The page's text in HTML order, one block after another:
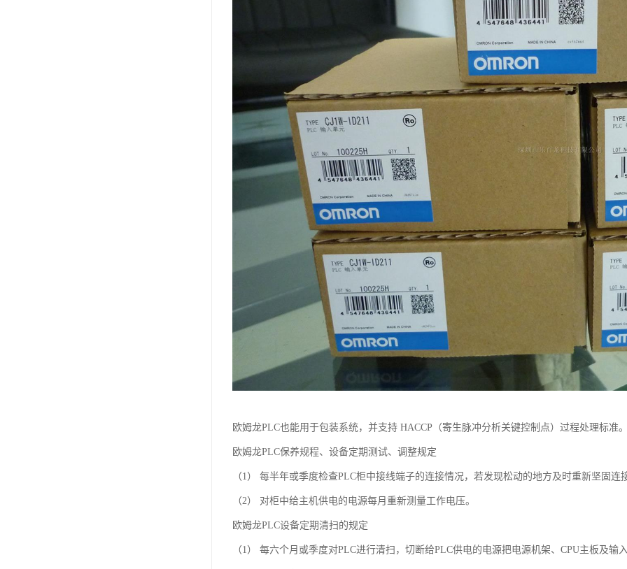
欧姆龙PLC也能用于包装系统，并支持 HACCP（寄生脉冲分析关键控制点）过程处理标准
欧姆龙PLC保养规程、设备定期测试、调整规定
（1） 每半年或季度检查PLC柜中接线端子的连接情况，若发现松动的地方及时重新坚固连
（2） 对柜中给主机供电的电源每月重新测量工作电压。
欧姆龙PLC设备定期清扫的规定
（1） 每六个月或季度对PLC进行清扫，切断给PLC供电的电源把电源机架、CPU主板及